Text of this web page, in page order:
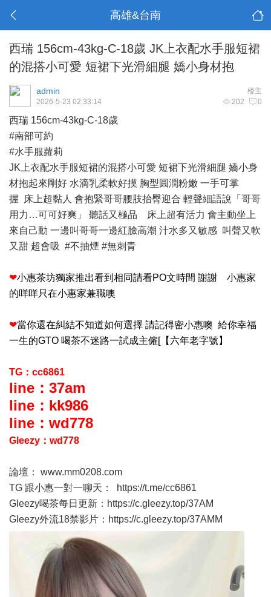
高雄&台南
西瑞 156cm-43kg-C-18歲 JK上衣配水手服短裙
的混搭小可愛 短裙下光滑細腿 嬌小身材抱
楼主
admin
202 0
2026-5-23 02:33:14
西瑞 156cm-43kg-C-18歲
#南部可約
#水手服蘿莉
JK上衣配水手服短裙的混搭小可愛 短裙下光滑細腿 嬌小身
材抱起來剛好 水滴乳柔軟好摸 胸型圓潤粉嫩 一手可掌
握 床上超黏人 會抱緊哥哥腰肢抬臀迎合 輕聲細語說「哥哥
用力…可可好爽」 聽話又極品 床上超有活力 會主動坐上
來自己動 一邊叫哥哥一邊紅臉高潮 汁水多又敏感 叫聲又軟
又甜 超會吸 #不抽煙 #無刺青
❤小惠茶坊獨家推出看到相同請看PO文時間 謝謝 小惠家
的咩咩只在小惠家兼職噢
❤當你還在糾結不知道如何選擇 請記得密小惠噢 給你幸福
一生的GTO 喝茶不迷路一試成主僱[【六年老字號】
TG：cc6861
line：37am
line：kk986
line：wd778
Gleezy：wd778
論壇： www.mm0208.com
TG 跟小惠一對一聊天：
https://t.me/cc6861
Gleezy喝茶每日更新： https://c.gleezy.top/37AM
Gleezy外流18禁影片： https://c.gleezy.top/37AMM